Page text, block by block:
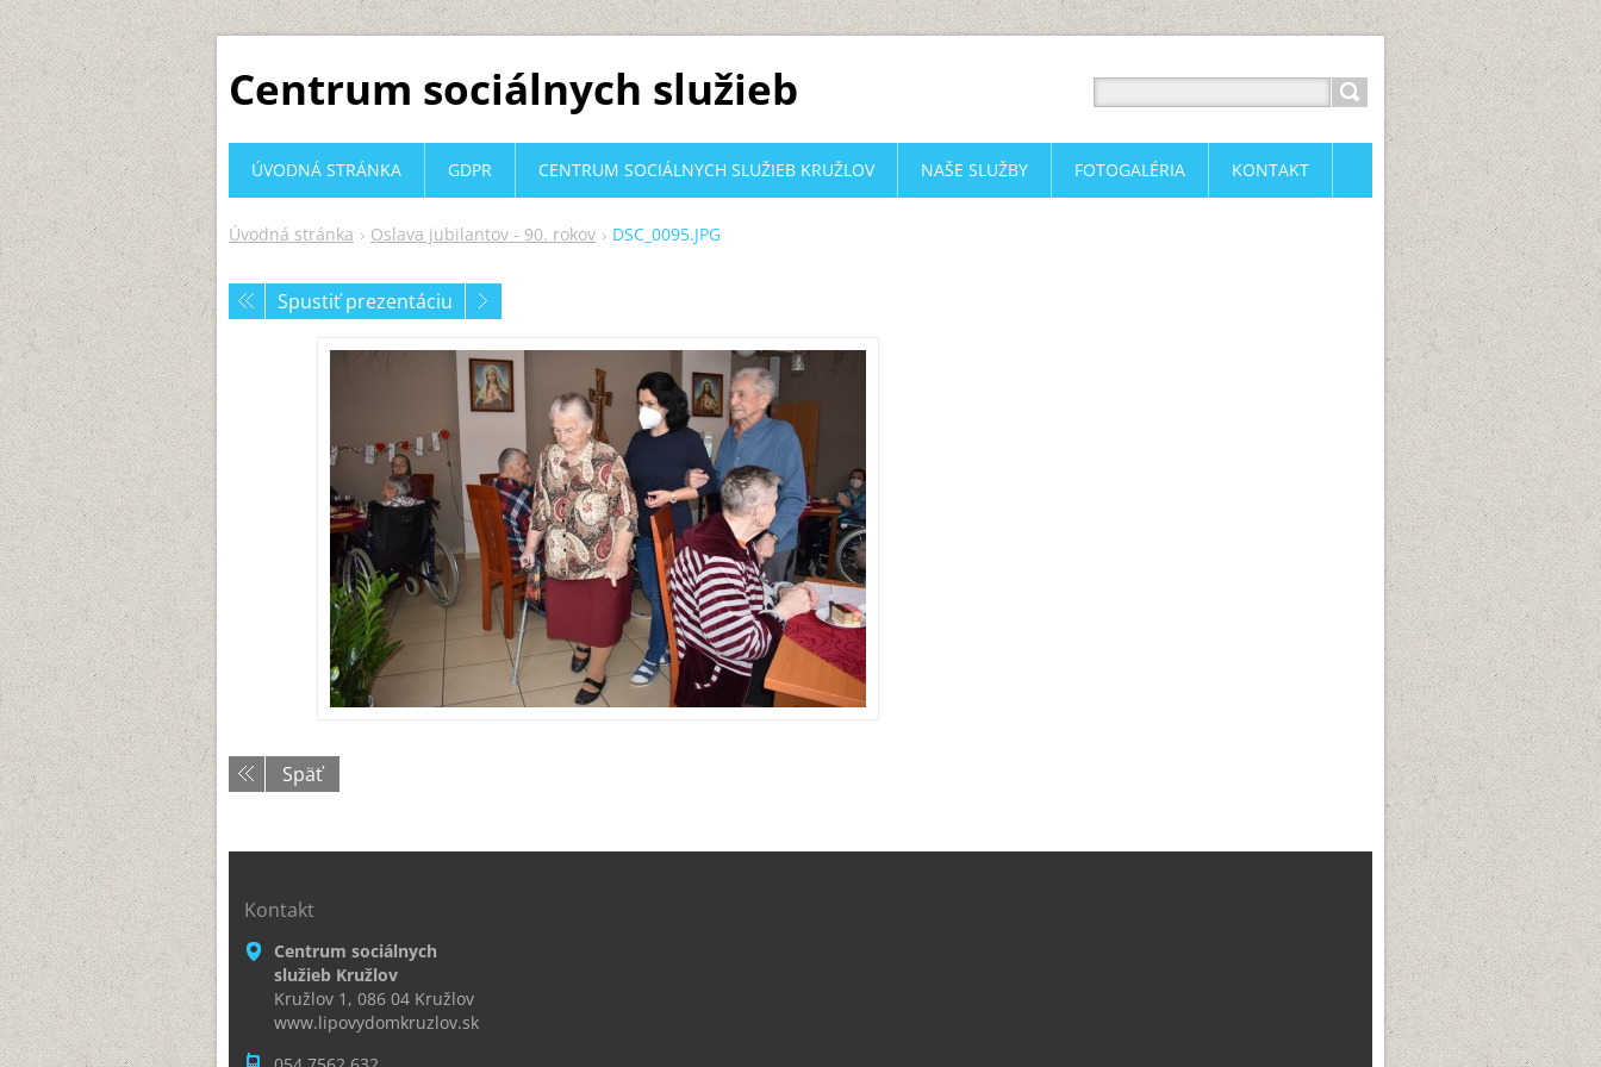
Centrum sociálnych služieb
Úvodná stránka Oslava jubilantov - 90. rokov DSC_0095.JPG
Spustiť prezentáciu
Späť
ÚVODNÁ STRÁNKA GDPR CENTRUM SOCIÁLNYCH SLUŽIEB KRUŽLOV NAŠE SLUŽBY FOTOGALÉRIA KONTAKT
Kontakt
Centrum sociálnych
služieb Kružlov
Kružlov 1, 086 04 Kružlov
www.lipovydomkruzlov.sk